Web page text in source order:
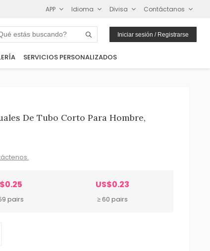
APP Idioma Divisa Contáctanos
Iniciar sesión / Registrarse
SERVICIOS PERSONALIZADOS
De Tubo Corto Para Hombre,
pairs
US$0.23
≥ 60 pairs